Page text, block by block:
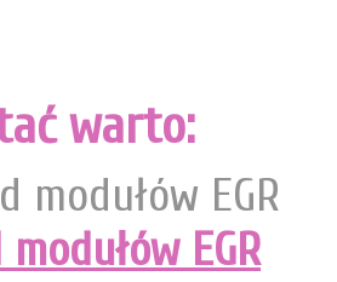
warto:
EGR